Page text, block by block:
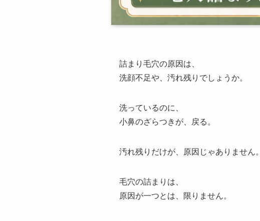
詰まり毛穴の原因は、
洗顔不足や、汚れ残りでしょうか。
洗っているのに、
小鼻のざらつきが、戻る。
汚れ残りだけが、原因じゃありません。
毛穴の詰まりは、
原因が一つとは、限りません。